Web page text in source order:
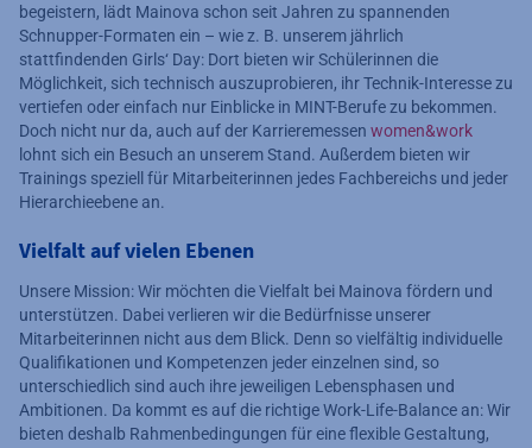
begeistern, lädt Mainova schon seit Jahren zu spannenden
Schnupper-Formaten ein – wie z. B. unserem jährlich
stattfindenden Girls‘ Day: Dort bieten wir Schülerinnen die
Möglichkeit, sich technisch auszuprobieren, ihr Technik-Interesse zu
vertiefen oder einfach nur Einblicke in MINT-Berufe zu bekommen.
Doch nicht nur da, auch auf der Karrieremessen women&work
lohnt sich ein Besuch an unserem Stand. Außerdem bieten wir
Trainings speziell für Mitarbeiterinnen jedes Fachbereichs und jeder
Hierarchieebene an.
Vielfalt auf vielen Ebenen
Unsere Mission: Wir möchten die Vielfalt bei Mainova fördern und
unterstützen. Dabei verlieren wir die Bedürfnisse unserer
Mitarbeiterinnen nicht aus dem Blick. Denn so vielfältig individuelle
Qualifikationen und Kompetenzen jeder einzelnen sind, so
unterschiedlich sind auch ihre jeweiligen Lebensphasen und
Ambitionen. Da kommt es auf die richtige Work-Life-Balance an: Wir
bieten deshalb Rahmenbedingungen für eine flexible Gestaltung,